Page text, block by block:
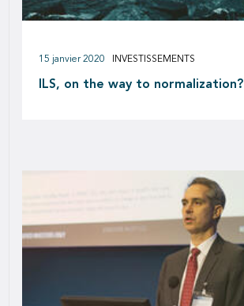
ILS, on the way to normalization?
15 janvier 2020 INVESTISSEMENTS